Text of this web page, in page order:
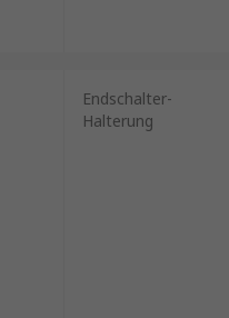
Endschalter-
Halterung